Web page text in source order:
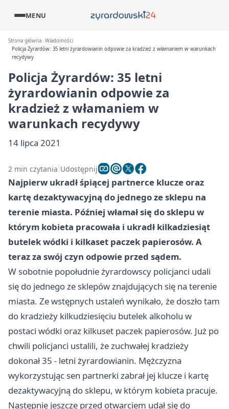
MENU
Strona główna Wiadomości
Policja Żyrardów: 35 letni żyrardowianin odpowie za kradzież z włamaniem w warunkach
recydywy
Policja Żyrardów: 35 letni
żyrardowianin odpowie za
kradzież z włamaniem w
warunkach recydywy
14 lipca 2021
2 min czytania Udostępnij
Najpierw ukradł śpiącej partnerce klucze oraz
kartę dezaktywacyjną do jednego ze sklepu na
terenie miasta. Później włamał się do sklepu w
którym kobieta pracowała i ukradł kilkadziesiąt
butelek wódki i kilkaset paczek papierosów. A
teraz za swój czyn odpowie przed sądem.
W sobotnie popołudnie żyrardowscy policjanci udali
się do jednego ze sklepów znajdujących się na terenie
miasta. Ze wstępnych ustaleń wynikało, że doszło tam
do kradzieży kilkudziesięciu butelek alkoholu w
postaci wódki oraz kilkuset paczek papierosów. Już po
chwili policjanci ustalili, że zuchwałej kradzieży
dokonał 35 - letni żyrardowianin. Mężczyzna
wykorzystując sen partnerki zabrał jej klucze i kartę
dezaktywacyjną do sklepu, w którym kobieta pracuje.
Następnie jeszcze przed otwarciem udał się do